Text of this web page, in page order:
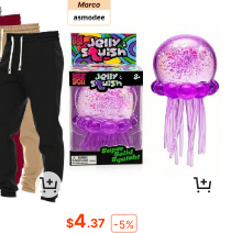
$4.37 -5%